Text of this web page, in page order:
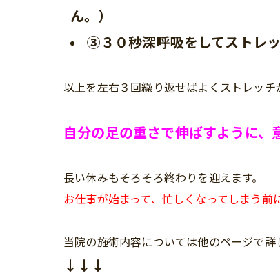
ん。）
③３０秒深呼吸をしてストレ
以上を左右３回繰り返せばよくストレッチ
自分の足の重さで伸ばすように
長い休みもそろそろ終わりを迎えます。
お仕事が始まって、忙しくなってしまう
当院の施術内容については他のページで
↓↓↓